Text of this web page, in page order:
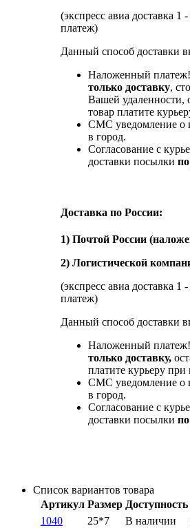
(экспресс авиа доставка
платеж)
Данный способ доставки
Наложенный
только доставку,
Вашей удаленности,
товар платите
СМС уведомление о
в город.
Согласование с
доставки посылки
Доставка по России:
1) Почтой России
2) Логистической
(экспресс авиа доставка
платеж)
Данный способ доставки
Наложенный
только доставку,
платите курьеру
СМС уведомление о
в город.
Согласование с
доставки посылки
Список вариантов товара
Артикул Размер Доступность
1040
25*7 В наличии